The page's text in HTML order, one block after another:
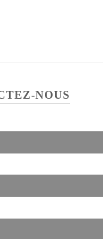
NOUS